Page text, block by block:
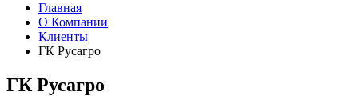
Главная
О Компании
Клиенты
ГК Русагро
ГК Русагро